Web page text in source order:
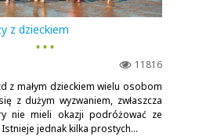
z dzieckiem
▪ ▪ ▪
11816
z małym dzieckiem wielu osobom
z dużym wyzwaniem, zwłaszcza
nie mieli okazji podróżować ze
jednak kilka prostych...